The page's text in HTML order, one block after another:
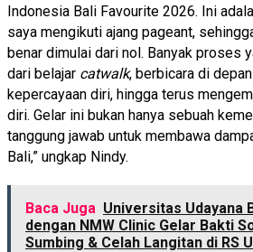
Indonesia Bali Favourite 2026. Ini
saya mengikuti ajang pageant,
benar dimulai dari nol. Banyak proses
dari belajar catwalk, berbicara di
kepercayaan diri, hingga terus
diri. Gelar ini bukan hanya sebuah
tanggung jawab untuk membawa
Bali,” ungkap Nindy.
Baca Juga Universitas Udayana
dengan NMW Clinic Gelar Bakti
Sumbing & Celah Langitan di RS